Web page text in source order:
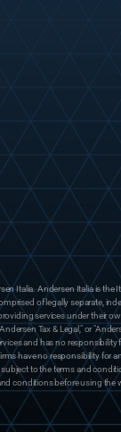
Italia. Andersen Italia is the
of legally separate,
services under their
Tax & Legal," or
and has no responsibility
have no responsibility for
to the terms and
conditions before using the